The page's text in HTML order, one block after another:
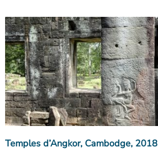
Temples d’Angkor, Cambodge, 2018